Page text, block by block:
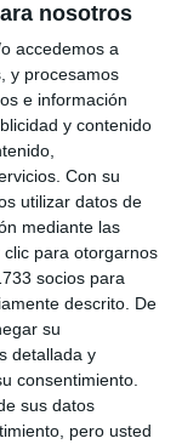
nosotros
accedemos a
y procesamos
e información
y contenido
Con su
utilizar datos de
mediante las
para otorgarnos
socios para
descrito. De
su
detallada y
consentimiento.
sus datos
pero usted